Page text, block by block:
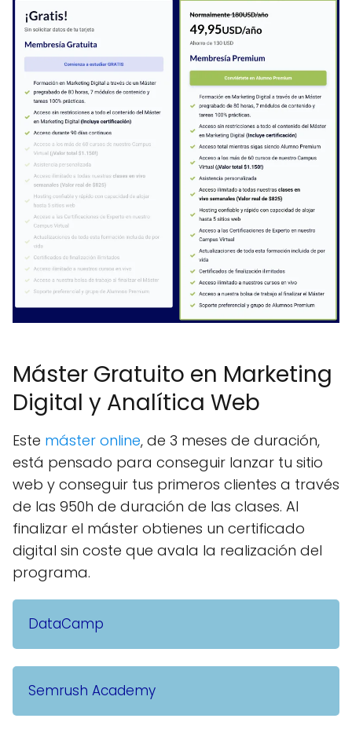
Máster Gratuito en Marketing
Digital y Analítica Web
Este máster online, de 3 meses de duración,
está pensado para conseguir lanzar tu sitio
web y conseguir tus primeros clientes a través
de las 950h de duración de las clases. Al
finalizar el máster obtienes un certificado
digital sin coste que avala la realización del
programa.
DataCamp
Semrush Academy